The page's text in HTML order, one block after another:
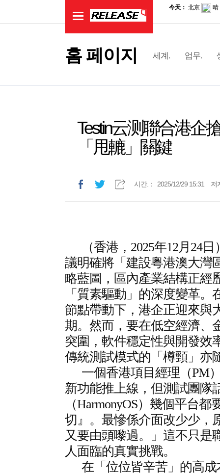
홈 페이지 세계. 업무.
Testin云测聯合港企
「甩轆」關鍵
시간.： 2025/12/29 15:31 저
（香港，2025年12月24
議明確將「建設粵港澳大灣
略藍圖，區內產業結構正經
「質素驅動」的深度變革
節點帶動下，港企正迎來與
期。然而，要在低空經濟、
突圍，軟件穩定性與開發效
傳統測試模式的「樽頸」亦
一個香港項目經理（PM
新功能推上線，但測試團隊
（HarmonyOS）幾個平台
切』。最慘係介面改少少，
又要由頭嚟過。」這不只是
人面臨的真實挑戰。
在「位位皆辛苦」的高